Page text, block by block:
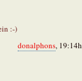
:-)
donalphons, 19:14h